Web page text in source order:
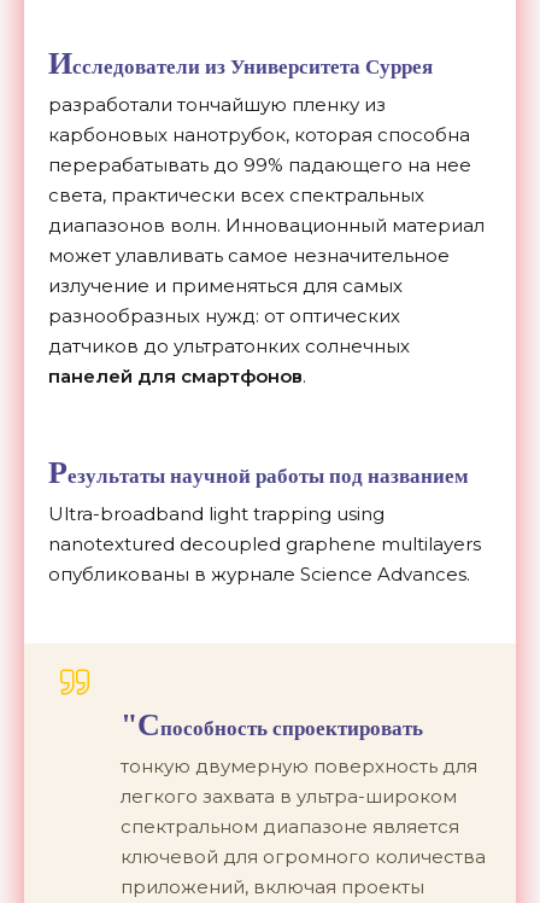
Исследователи из Университета Суррея
разработали тончайшую пленку из
карбоновых нанотрубок, которая способна
перерабатывать до 99% падающего на нее
света, практически всех спектральных
диапазонов волн. Инновационный материал
может улавливать самое незначительное
излучение и применяться для самых
разнообразных нужд: от оптических
датчиков до ультратонких солнечных
панелей для смартфонов.
Результаты научной работы под названием
Ultra-broadband light trapping using
nanotextured decoupled graphene multilayers
опубликованы в журнале Science Advances.
"Способность спроектировать
тонкую двумерную поверхность для
легкого захвата в ультра-широком
спектральном диапазоне является
ключевой для огромного количества
приложений, включая проекты